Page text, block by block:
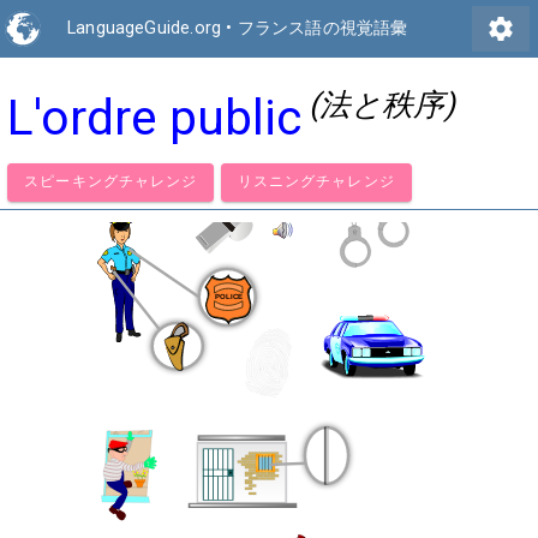
LanguageGuide.org • フランス語の視覚語彙 settings
L'ordre public (法と秩序)
スピーキングチャレンジ リスニングチャレンジ